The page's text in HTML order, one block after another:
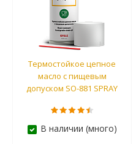
Термостойкое цепное
масло с пищевым
допуском SO-881 SPRAY
В наличии (много)